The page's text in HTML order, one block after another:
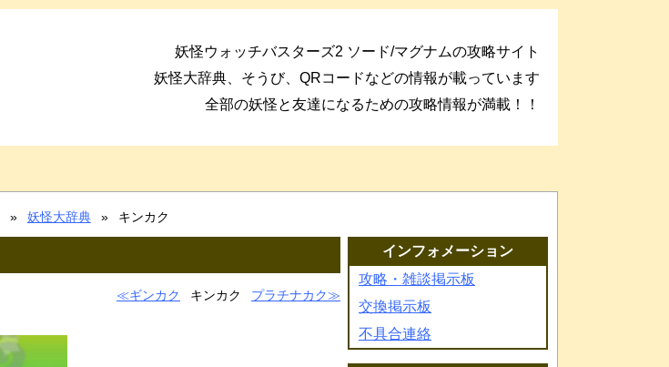
妖怪ウォッチバスターズ2 ソード/マグナムの攻略サイト
妖怪大辞典、そうび、QRコードなどの情報が載っています
全部の妖怪と友達になるための攻略情報が満載！！
妖怪大辞典 キンカク
ギンカク キンカク プラチナカク
インフォメーション
攻略・雑談掲示板
交換掲示板
不具合連絡